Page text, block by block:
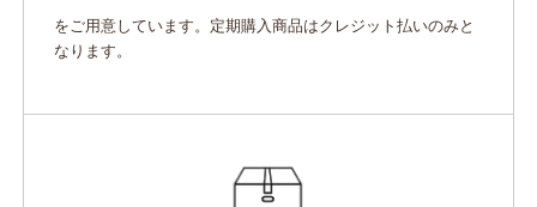
をご用意しています。定期購入商品はクレジット払いのみと
なります。
金額別